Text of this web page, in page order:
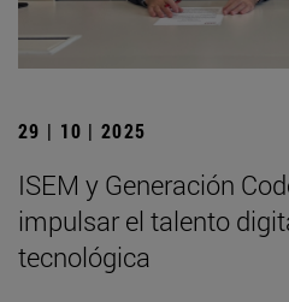
29 | 10 | 2025
ISEM y Generación
impulsar el talento
tecnológica